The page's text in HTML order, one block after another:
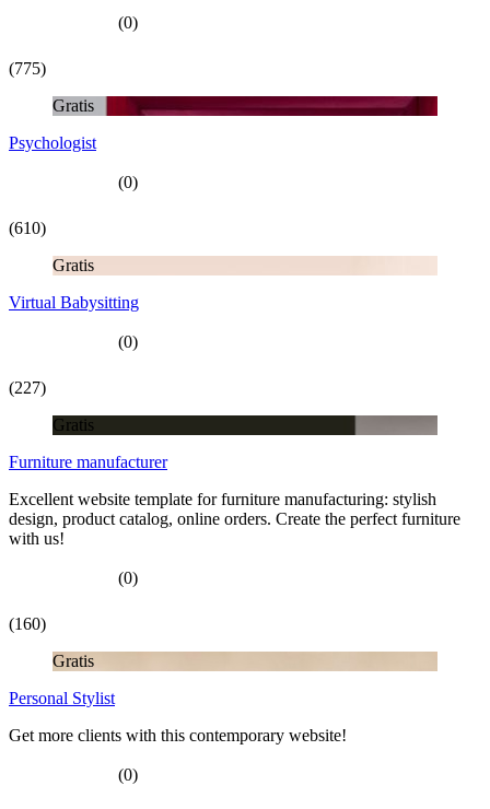
(0)
(775)
Gratis
Psychologist
(0)
(610)
Gratis
Virtual Babysitting
(0)
(227)
Gratis
Furniture manufacturer
Excellent website template for furniture manufacturing: stylish
design, product catalog, online orders. Create the perfect furniture
with us!
(0)
(160)
Gratis
Personal Stylist
Get more clients with this contemporary website!
(0)